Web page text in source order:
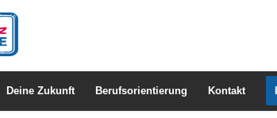
Deine Zukunft Berufsorientierung Kontakt